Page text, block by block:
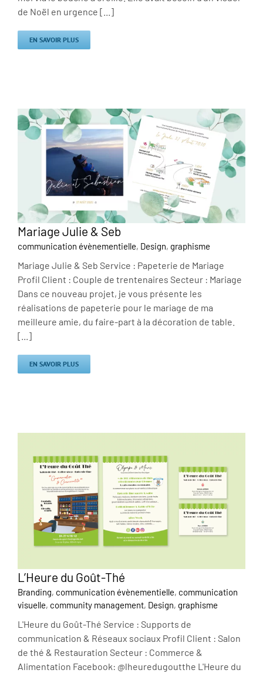
de Noël en urgence [...]
EN SAVOIR PLUS
Mariage Julie & Seb
communication évènementielle, Design, graphisme
Mariage Julie & Seb Service : Papeterie de Mariage
Profil Client : Couple de trentenaires Secteur : Mariage
Dans ce nouveau projet, je vous présente les
réalisations de papeterie pour le mariage de ma
meilleure amie, du faire-part à la décoration de table.
[...]
EN SAVOIR PLUS
L’Heure du Goût-Thé
Branding, communication évènementielle, communication
visuelle, community management, Design, graphisme
L'Heure du Goût-Thé Service : Supports de
communication & Réseaux sociaux Profil Client : Salon
de thé & Restauration Secteur : Commerce &
Alimentation Facebook: @lheuredugoutthe L'Heure du